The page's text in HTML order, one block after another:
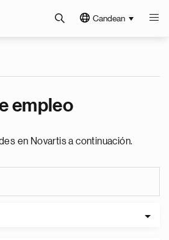
Candean
empleo
en Novartis a continuación.